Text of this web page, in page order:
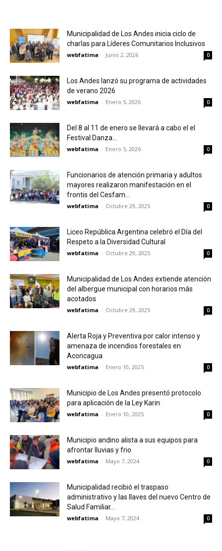
Municipalidad de Los Andes inicia ciclo de
charlas para Líderes Comunitarios Inclusivos
webfatima - Junio 2, 2026 0
Los Andes lanzó su programa de actividades
de verano 2026
webfatima - Enero 5, 2026 0
Del 8 al 11 de enero se llevará a cabo el el
Festival Danza...
webfatima - Enero 5, 2026 0
Funcionarios de atención primaria y adultos
mayores realizaron manifestación en el
frontis del Cesfam...
webfatima - Octubre 29, 2025 0
Liceo República Argentina celebró el Día del
Respeto a la Diversidad Cultural
webfatima - Octubre 29, 2025 0
Municipalidad de Los Andes extiende atención
del albergue municipal con horarios más
acotados
webfatima - Octubre 29, 2025 0
Alerta Roja y Preventiva por calor intenso y
amenaza de incendios forestales en
Aconcagua
webfatima - Enero 10, 2025 0
Municipio de Los Andes presentó protocolo
para aplicación de la Ley Karin
webfatima - Enero 10, 2025 0
Municipio andino alista a sus equipos para
afrontar lluvias y frio
webfatima - Mayo 7, 2024 0
Municipalidad recibió el traspaso
administrativo y las llaves del nuevo Centro de
Salud Familiar...
webfatima - Mayo 7, 2024 0